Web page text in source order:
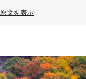
原文を表示